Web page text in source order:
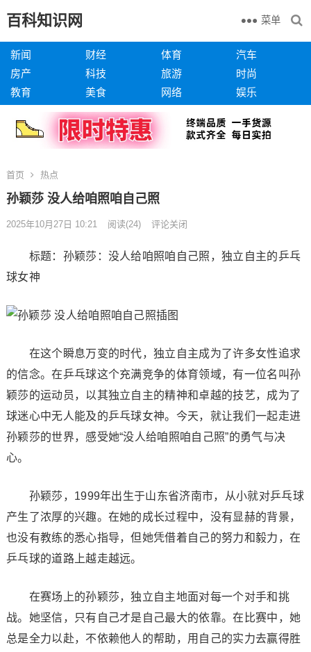
百科知识网 菜单
新闻 财经 体育
汽车
房产
科技 旅游
时尚
教育
美食 网络 娱乐
首页 热点
孙颖莎 没人给咱照咱自己照
2025年10月27日 10:21 阅读(24) 评论关闭
标题：孙颖莎：没人给咱照咱自己照，独立自主的乒乓
球女神
在这个瞬息万变的时代，独立自主成为了许多女性追求
的信念。在乒乓球这个充满竞争的体育领域，有一位名叫孙
颖莎的运动员，以其独立自主的精神和卓越的技艺，成为了
球迷心中无人能及的乒乓球女神。今天，就让我们一起走进
孙颖莎的世界，感受她“没人给咱照咱自己照”的勇气与决
心。
孙颖莎，1999年出生于山东省济南市，从小就对乒乓球
产生了浓厚的兴趣。在她的成长过程中，没有显赫的背景，
也没有教练的悉心指导，但她凭借着自己的努力和毅力，在
乒乓球的道路上越走越远。
在赛场上的孙颖莎，独立自主地面对每一个对手和挑
战。她坚信，只有自己才是自己最大的依靠。在比赛中，她
总是全力以赴，不依赖他人的帮助，用自己的实力去赢得胜